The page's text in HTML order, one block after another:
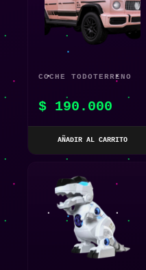
COCHE TODOTERRENO
TELEDIRIGIDO ROSA
1:14 CON DETECCIÓN
$ 190.000
AÑADIR AL CARRITO